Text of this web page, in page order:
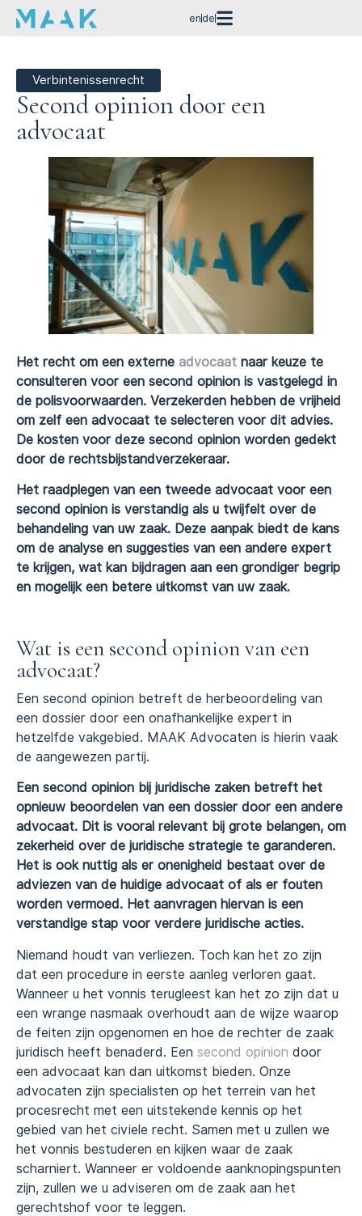
en de
Verbintenissenrecht
Second opinion door een
advocaat
Het recht om een externe advocaat naar keuze te
consulteren voor een second opinion is vastgelegd in
de polisvoorwaarden. Verzekerden hebben de vrijheid
om zelf een advocaat te selecteren voor dit advies.
De kosten voor deze second opinion worden gedekt
door de rechtsbijstandverzekeraar.
Het raadplegen van een tweede advocaat voor een
second opinion is verstandig als u twijfelt over de
behandeling van uw zaak. Deze aanpak biedt de kans
om de analyse en suggesties van een andere expert
te krijgen, wat kan bijdragen aan een grondiger begrip
en mogelijk een betere uitkomst van uw zaak.
Wat is een second opinion van een
advocaat?
Een second opinion betreft de herbeoordeling van
een dossier door een onafhankelijke expert in
hetzelfde vakgebied. MAAK Advocaten is hierin vaak
de aangewezen partij.
Een second opinion bij juridische zaken betreft het
opnieuw beoordelen van een dossier door een andere
advocaat. Dit is vooral relevant bij grote belangen, om
zekerheid over de juridische strategie te garanderen.
Het is ook nuttig als er onenigheid bestaat over de
adviezen van de huidige advocaat of als er fouten
worden vermoed. Het aanvragen hiervan is een
verstandige stap voor verdere juridische acties.
Niemand houdt van verliezen. Toch kan het zo zijn
dat een procedure in eerste aanleg verloren gaat.
Wanneer u het vonnis terugleest kan het zo zijn dat u
een wrange nasmaak overhoudt aan de wijze waarop
de feiten zijn opgenomen en hoe de rechter de zaak
juridisch heeft benaderd. Een second opinion door
een advocaat kan dan uitkomst bieden. Onze
advocaten zijn specialisten op het terrein van het
procesrecht met een uitstekende kennis op het
gebied van het civiele recht. Samen met u zullen we
het vonnis bestuderen en kijken waar de zaak
scharniert. Wanneer er voldoende aanknopingspunten
zijn, zullen we u adviseren om de zaak aan het
gerechtshof voor te leggen.